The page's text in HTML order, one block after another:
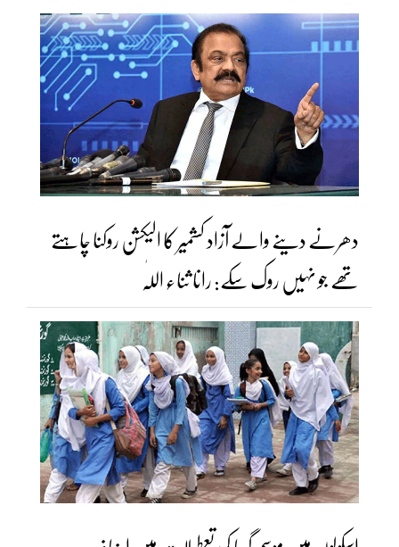
دھرنے دینے والے آزاد کشمیر کا الیکشن روکنا چاہتے
تھے جو نہیں روک سکے: رانا ثناء اللّٰہ